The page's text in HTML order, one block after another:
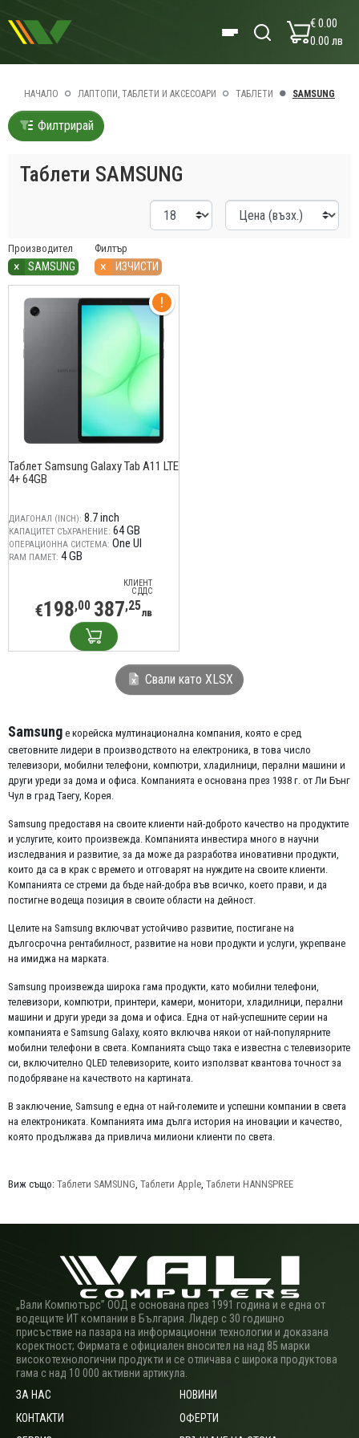
€ 0.00
0.00 лв
НАЧАЛО ЛАПТОПИ, ТАБЛЕТИ И АКСЕСОАРИ ТАБЛЕТИ SAMSUNG
Филтрирай
Таблети SAMSUNG
Производител
× SAMSUNG
Филтър
× ИЗЧИСТИ
Таблет Samsung Galaxy Tab A11 LTE
4+ 64GB
ДИАГОНАЛ (INCH): 8.7 inch
КАПАЦИТЕТ СЪХРАНЕНИЕ: 64 GB
ОПЕРАЦИОННА СИСТЕМА: One UI
RAM ПАМЕТ: 4 GB
КЛИЕНТ
С ДДС
€198,00 387,25лв
Свали като XLSX
Samsung е корейска мултинационална компания, която е сред
световните лидери в производството на електроника, в това число
телевизори, мобилни телефони, компютри, хладилници, перални машини и
други уреди за дома и офиса. Компанията е основана през 1938 г. от Ли Бънг
Чул в град Таегу, Корея.
Samsung предоставя на своите клиенти най-доброто качество на продуктите
и услугите, които произвежда. Компанията инвестира много в научни
изследвания и развитие, за да може да разработва иновативни продукти,
които да са в крак с времето и отговарят на нуждите на своите клиенти.
Компанията се стреми да бъде най-добра във всичко, което прави, и да
постигне водеща позиция в своите области на дейност.
Целите на Samsung включват устойчиво развитие, постигане на
дългосрочна рентабилност, развитие на нови продукти и услуги, укрепване
на имиджа на марката.
Samsung произвежда широка гама продукти, като мобилни телефони,
телевизори, компютри, принтери, камери, монитори, хладилници, перални
машини и други уреди за дома и офиса. Една от най-успешните серии на
компанията е Samsung Galaxy, която включва някои от най-популярните
мобилни телефони в света. Компанията също така е известна с телевизорите
си, включително QLED телевизорите, които използват квантова точност за
подобряване на качеството на картината.
В заключение, Samsung е една от най-големите и успешни компании в света
на електрониката. Компанията има дълга история на иновации и качество,
която продължава да привлича милиони клиенти по света.
Виж също: Таблети SAMSUNG, Таблети Apple, Таблети HANNSPREE
„Вали Компютърс” ООД е основана през 1991 година и е една от
водещите ИТ компании в България. Лидер с 30 годишно
присъствие на пазара на информационни технологии и доказана
коректност; Фирмата е официален вносител на над 85 марки
високотехнологични продукти и се отличава с широка продуктова
гама с над 10 000 активни артикула.
ЗА НАС
КОНТАКТИ
НОВИНИ
ОФЕРТИ